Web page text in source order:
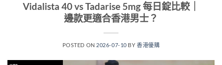
Vidalista 40 vs Tadarise 5mg 每日錠比較｜
邊款更適合香港男士？
POSTED ON 2026-07-10 BY香港優購